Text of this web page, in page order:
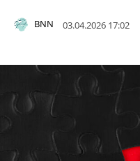
BNN 03.04.2026 17:02